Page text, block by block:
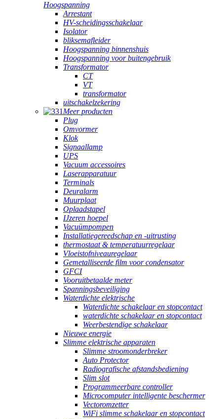
Hoogspanning
Arrestant
HV-scheidingsschakelaar
Isolator
bliksemafleider
Hoogspanning binnenshuis
Hoogspanning voor buitengebruik
Transformator
CT
VT
transformator
uitschakelzekering
Meer producten
Plug
Omvormer
Klok
Signaallamp
UPS
Vacuum accessoires
Laserapparatuur
Terminals
Deuralarm
Muurplaat
Oplaadstapel
IJzeren hoepel
Vacuümpompen
Installatiegereedschap en -uitrusting
thermostaat & temperatuurregelaar
Vloeistofniveauregelaar
Gemetalliseerde film voor condensator
GFCI
Vooruitbetaalde meter
Spanningsbeveiliging
Waterdichte elektrische
Waterdichte schakelaar en stopcontact
waterdichte schakelaar en stopcontact
Weerbestendige schakelaar
Nieuwe energie
Slimme elektrische apparaten
Slimme stroomonderbreker
Auto Protector
Radiografische afstandsbediening
Slim slot
Programmeerbare controller
Microcomputer intelligente beschermer
Vectoromzetter
WiFi slimme schakelaar en stopcontact